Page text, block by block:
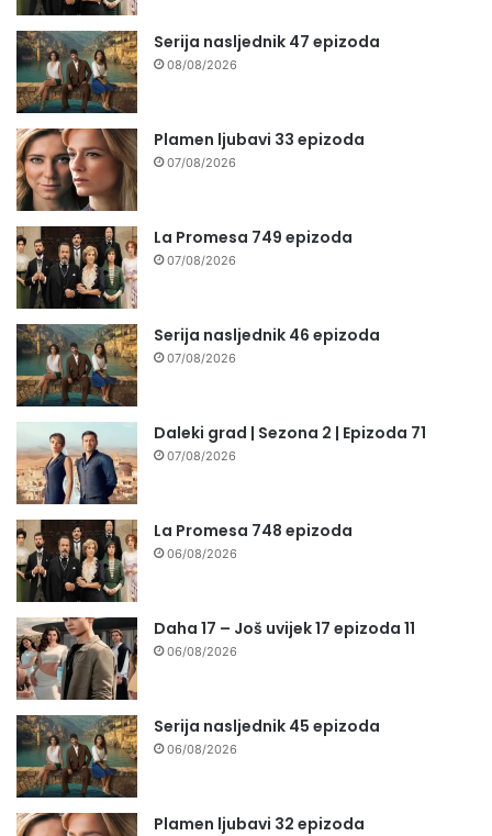
Serija nasljednik 47 epizoda
08/08/2026
Plamen ljubavi 33 epizoda
07/08/2026
La Promesa 749 epizoda
07/08/2026
Serija nasljednik 46 epizoda
07/08/2026
Daleki grad | Sezona 2 | Epizoda 71
07/08/2026
La Promesa 748 epizoda
06/08/2026
Daha 17 – Još uvijek 17 epizoda 11
06/08/2026
Serija nasljednik 45 epizoda
06/08/2026
Plamen ljubavi 32 epizoda